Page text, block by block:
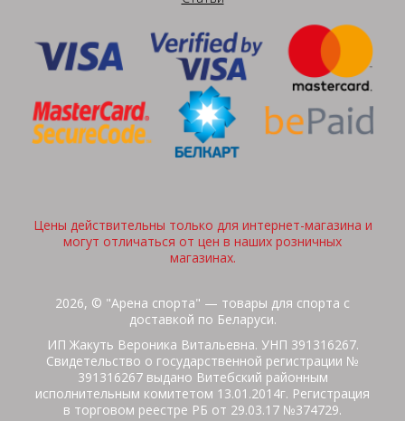
Цены действительны только для интернет-магазина и
могут отличаться от цен в наших розничных
магазинах.
2026, © "Арена спорта" — товары для спорта с
доставкой по Беларуси.
ИП Жакуть Вероника Витальевна. УНП 391316267.
Свидетельство о государственной регистрации №
391316267 выдано Витебский районным
исполнительным комитетом 13.01.2014г. Регистрация
в торговом реестре РБ от 29.03.17 №374729.